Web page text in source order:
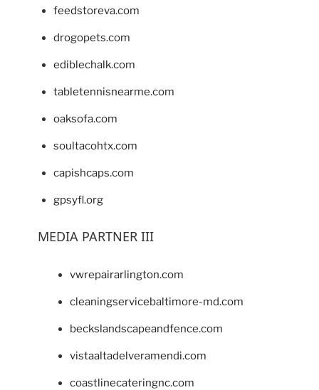
feedstoreva.com
drogopets.com
ediblechalk.com
tabletennisnearme.com
oaksofa.com
soultacohtx.com
capishcaps.com
gpsyfl.org
MEDIA PARTNER III
vwrepairarlington.com
cleaningservicebaltimore-md.com
beckslandscapeandfence.com
vistaaltadelveramendi.com
coastlinecateringnc.com